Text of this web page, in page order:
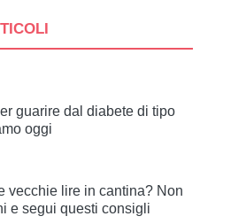
guarire dal diabete di tipo
oggi
vecchie lire in cantina? Non
e segui questi consigli